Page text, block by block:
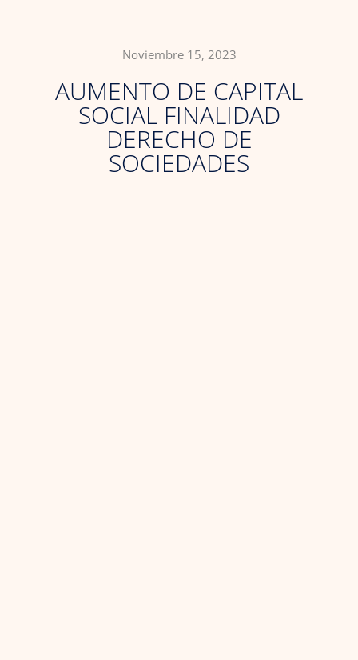
Noviembre 15, 2023
AUMENTO DE CAPITAL
SOCIAL FINALIDAD
DERECHO DE
SOCIEDADES